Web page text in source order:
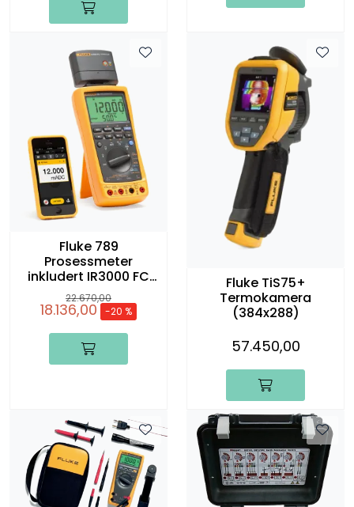
Fluke 789
Prosessmeter
inkludert IR3000 FC
Connector
22.670,00
18.136,00 -20 %
Fluke TiS75+
Termokamera
(384x288)
57.450,00